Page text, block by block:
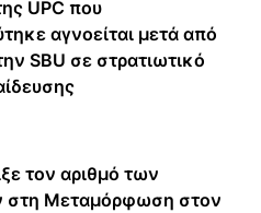
UPC που
αγνοείται μετά από
SBU σε στρατιωτικό
τον αριθμό των
Μεταμόρφωση στον